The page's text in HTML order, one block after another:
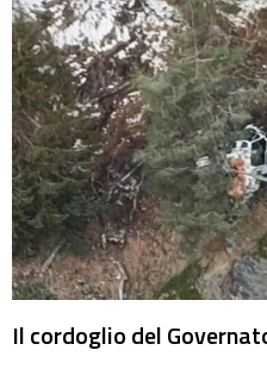
Il cordoglio del